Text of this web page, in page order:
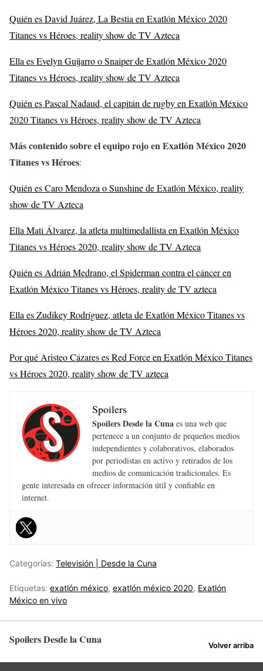
Quién es David Juárez, La Bestia en Exatlón México 2020
Titanes vs Héroes, reality show de TV Azteca
Ella es Evelyn Guijarro o Snaiper de Exatlón México 2020
Titanes vs Héroes, reality show de TV Azteca
Quién es Pascal Nadaud, el capitán de rugby en Exatlón México
2020 Titanes vs Héroes, reality show de TV Azteca
Más contenido sobre el equipo rojo en Exatlón México 2020
Titanes vs Héroes:
Quién es Caro Mendoza o Sunshine de Exatlón México, reality
show de TV Azteca
Ella Mati Álvarez, la atleta multimedallista en Exatlón México
Titanes vs Héroes 2020, reality show de TV Azteca
Quién es Adrián Medrano, el Spiderman contra el cáncer en
Exatlón México Titanes vs Héroes, reality de TV azteca
Ella es Zudikey Rodríguez, atleta de Exatlón México Titanes vs
Héroes 2020, reality show de TV Azteca
Por qué Aristeo Cázares es Red Force en Exatlón México Titanes
vs Héroes 2020, reality show de TV azteca
Spoilers
Spoilers Desde la Cuna es una web que
pertenece a un conjunto de pequeños medios
independientes y colaborativos, elaborados
por periodistas en activo y retirados de los
medios de comunicación tradicionales. Es
gente interesada en ofrecer información útil y confiable en
internet.
Categorías: Televisión | Desde la Cuna
Etiquetas: exatlón méxico, exatlón méxico 2020, Exatlón
México en vivo
Spoilers Desde la Cuna Volver arriba